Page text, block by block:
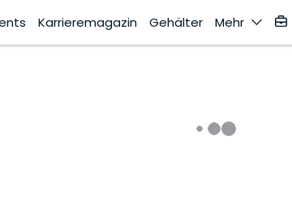
Karrieremagazin Gehälter Mehr